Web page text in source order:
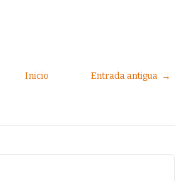
Entrada antigua →
Inicio